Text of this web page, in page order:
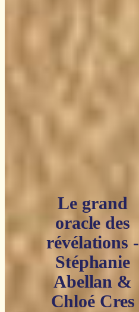
Le grand
oracle des
révélations -
Stéphanie
Abellan &
Chloé Cres